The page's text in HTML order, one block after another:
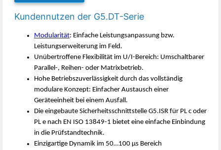
Kundennutzen der G5.DT-Serie
Modularität: Einfache Leistungsanpassung bzw.
Leistungserweiterung im Feld.
Unübertroffene Flexibilität im U/I-Bereich: Umschaltbarer
Parallel-, Reihen- oder Matrixbetrieb.
Hohe Betriebszuverlässigkeit durch das vollständig
modulare Konzept: Einfacher Austausch einer
Geräteeinheit bei einem Ausfall.
Die eingebaute Sicherheitsschnittstelle G5.ISR für PL c oder
PL e nach EN ISO 13849-1 bietet eine einfache Einbindung
in die Prüfstandtechnik.
Einzigartige Dynamik im 50…100 μs Bereich